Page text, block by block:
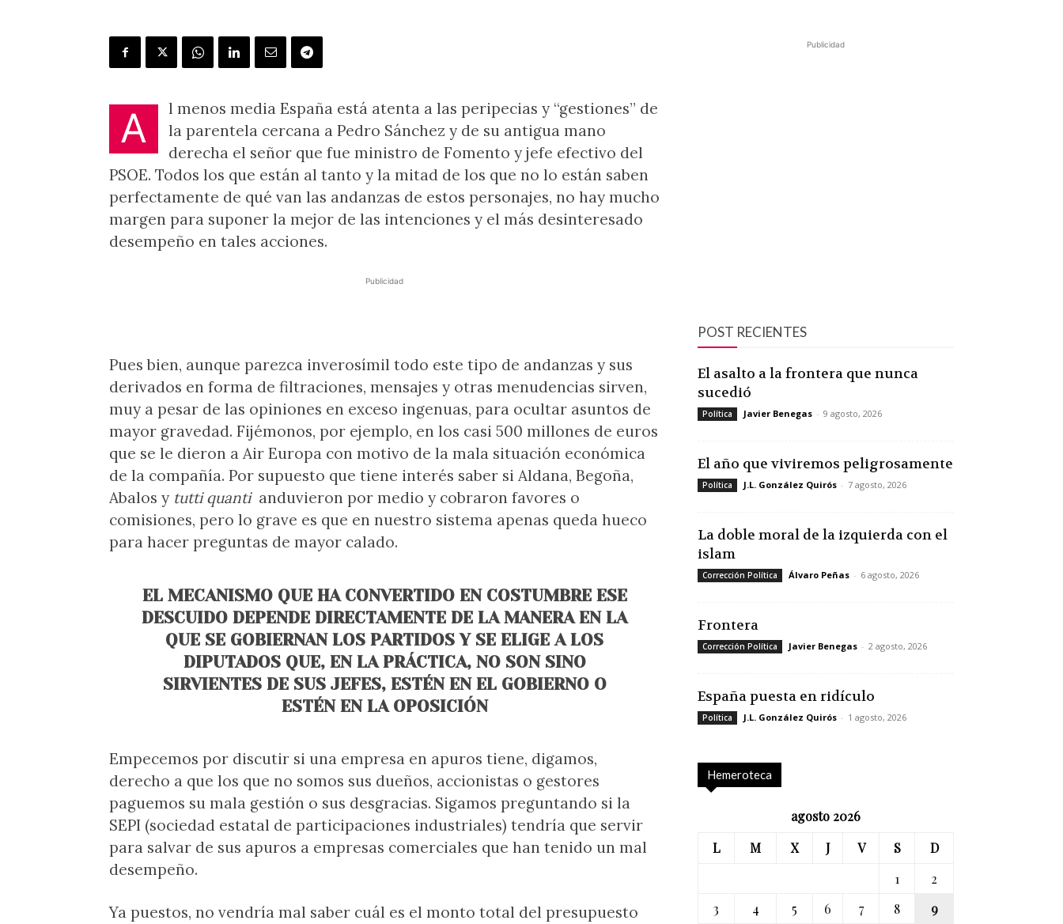
A
l menos media España está atenta a las peripecias y “gestiones” de
la parentela cercana a Pedro Sánchez y de su antigua mano
derecha el señor que fue ministro de Fomento y jefe efectivo del
PSOE. Todos los que están al tanto y la mitad de los que no lo están saben
perfectamente de qué van las andanzas de estos personajes, no hay mucho
margen para suponer la mejor de las intenciones y el más desinteresado
desempeño en tales acciones.
Publicidad
Pues bien, aunque parezca inverosímil todo este tipo de andanzas y sus
derivados en forma de filtraciones, mensajes y otras menudencias sirven,
muy a pesar de las opiniones en exceso ingenuas, para ocultar asuntos de
mayor gravedad. Fijémonos, por ejemplo, en los casi 500 millones de euros
que se le dieron a Air Europa con motivo de la mala situación económica
de la compañía. Por supuesto que tiene interés saber si Aldana, Begoña,
Abalos y tutti quantianduvieron por medio y cobraron favores o
comisiones, pero lo grave es que en nuestro sistema apenas queda hueco
para hacer preguntas de mayor calado.
EL MECANISMO QUE HA CONVERTIDO EN COSTUMBRE ESE
DESCUIDO DEPENDE DIRECTAMENTE DE LA MANERA EN LA
QUE SE GOBIERNAN LOS PARTIDOS Y SE ELIGE A LOS
DIPUTADOS QUE, EN LA PRÁCTICA, NO SON SINO
SIRVIENTES DE SUS JEFES, ESTÉN EN EL GOBIERNO O
ESTÉN EN LA OPOSICIÓN
Empecemos por discutir si una empresa en apuros tiene, digamos,
derecho a que los que no somos sus dueños, accionistas o gestores
paguemos su mala gestión o sus desgracias. Sigamos preguntando si la
SEPI (sociedad estatal de participaciones industriales) tendría que servir
para salvar de sus apuros a empresas comerciales que han tenido un mal
desempeño.
Ya puestos, no vendría mal saber cuál es el monto total del presupuesto
Publicidad
POST RECIENTES
El asalto a la frontera que nunca
sucedió
Política Javier Benegas - 9 agosto, 2026
El año que viviremos peligrosamente
Política J.L. González Quirós - 7 agosto, 2026
La doble moral de la izquierda con el
islam
Corrección Política Álvaro Peñas - 6 agosto, 2026
Frontera
Corrección Política Javier Benegas - 2 agosto, 2026
España puesta en ridículo
Política J.L. González Quirós - 1 agosto, 2026
Hemeroteca
agosto 2026
L
M X J V S
D
1
2
3
4 5 6 7 8
9